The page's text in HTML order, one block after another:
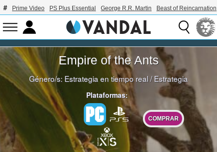
Prime Video PS Plus Essential George R.R. Martin Beast of Reincarnation
Empire of the Ants
Género/s: Estrategia en tiempo real/Estrategia
Plataformas:
COMPRAR